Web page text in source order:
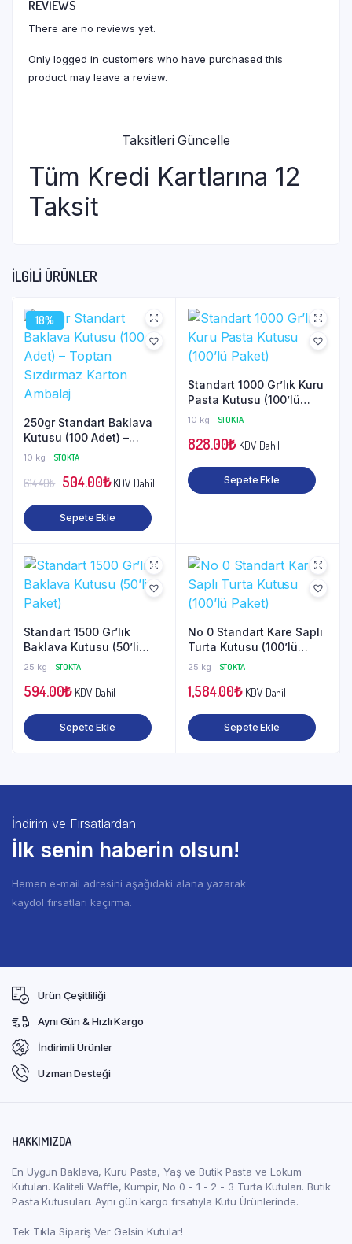
REVIEWS
There are no reviews yet.
Only logged in customers who have purchased this
product may leave a review.
Taksitleri Güncelle
Tüm Kredi Kartlarına 12
Taksit
İLGILI ÜRÜNLER
18%
250gr Standart Baklava
Kutusu (100 Adet) –
Toptan Sızdırmaz Karton
10 kg STOKTA
614.40₺ Orijinal
fiyat:
614.40₺.
504.00₺Şu
andaki
fiyat:
KDV Dahil
Sepete Ekle
Standart 1000 Gr’lık Kuru
Pasta Kutusu (100’lü
Paket)
10 kg STOKTA
828.00₺ KDV Dahil
Sepete Ekle
Standart 1500 Gr’lık
Baklava Kutusu (50’li
Paket)
25 kg STOKTA
594.00₺ KDV Dahil
Sepete Ekle
No 0 Standart Kare Saplı
Turta Kutusu (100’lü
Paket)
25 kg STOKTA
1,584.00₺ KDV Dahil
Sepete Ekle
İndirim ve Fırsatlardan
İlk senin haberin olsun!
Hemen e-mail adresini aşağıdaki alana yazarak
kaydol fırsatları kaçırma.
Ürün Çeşitliliği
Aynı Gün & Hızlı Kargo
İndirimli Ürünler
Uzman Desteği
HAKKIMIZDA
En Uygun Baklava, Kuru Pasta, Yaş ve Butik Pasta ve Lokum
Kutuları. Kaliteli Waffle, Kumpir, No 0 - 1 - 2 - 3 Turta Kutuları. Butik
Pasta Kutusuları. Aynı gün kargo fırsatıyla Kutu Ürünlerinde.
Tek Tıkla Sipariş Ver Gelsin Kutular!